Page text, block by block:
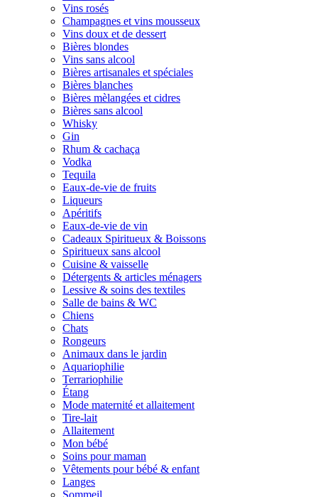
Vins rosés
Champagnes et vins mousseux
Vins doux et de dessert
Bières blondes
Vins sans alcool
Bières artisanales et spéciales
Bières blanches
Bières mèlangées et cidres
Bières sans alcool
Whisky
Gin
Rhum & cachaça
Vodka
Tequila
Eaux-de-vie de fruits
Liqueurs
Apéritifs
Eaux-de-vie de vin
Cadeaux Spiritueux & Boissons
Spiritueux sans alcool
Cuisine & vaisselle
Détergents & articles ménagers
Lessive & soins des textiles
Salle de bains & WC
Chiens
Chats
Rongeurs
Animaux dans le jardin
Aquariophilie
Terrariophilie
Étang
Mode maternité et allaitement
Tire-lait
Allaitement
Mon bébé
Soins pour maman
Vêtements pour bébé & enfant
Langes
Sommeil